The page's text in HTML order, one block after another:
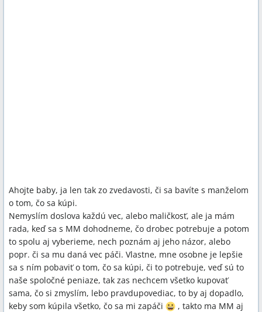
Ahojte baby, ja len tak zo zvedavosti, či sa bavíte s manželom
o tom, čo sa kúpi.
Nemyslím doslova každú vec, alebo maličkosť, ale ja mám
rada, keď sa s MM dohodneme, čo drobec potrebuje a potom
to spolu aj vyberieme, nech poznám aj jeho názor, alebo
popr. či sa mu daná vec páči. Vlastne, mne osobne je lepšie
sa s ním pobaviť o tom, čo sa kúpi, či to potrebuje, veď sú to
naše spoločné peniaze, tak zas nechcem všetko kupovať
sama, čo si zmyslím, lebo pravdupovediac, to by aj dopadlo,
keby som kúpila všetko, čo sa mi zapáči
, takto ma MM aj